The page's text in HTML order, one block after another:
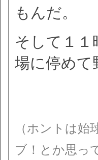
もんだ。
そして１１
場に停めて
（ホントは
ブ！とか思っ